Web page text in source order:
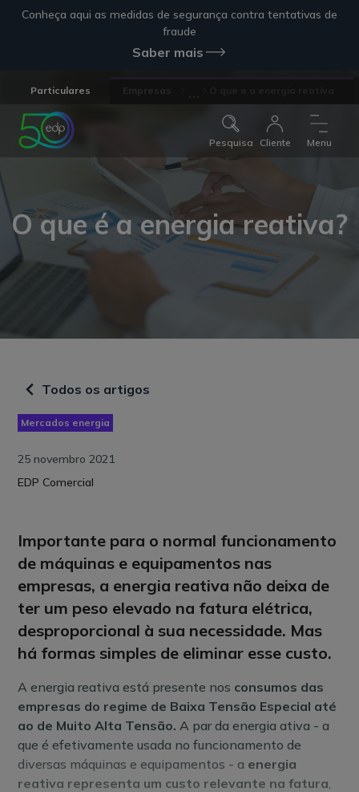
Conheça aqui as medidas de segurança contra tentativas de
fraude
Saber mais
Particulares
Pesquisa Cliente Menu
O que é a energia reativa?
Todos os artigos
Mercados energia
25 novembro 2021
EDP Comercial
Importante para o normal funcionamento
de máquinas e equipamentos nas
empresas, a energia reativa não deixa de
ter um peso elevado na fatura elétrica,
desproporcional à sua necessidade. Mas
há formas simples de eliminar esse custo.
A energia reativa está presente nos consumos das
empresas do regime de Baixa Tensão Especial até
ao de Muito Alta Tensão. A par da energia ativa - a
que é efetivamente usada no funcionamento de
diversas máquinas e equipamentos - a energia
reativa representa um custo relevante na fatura,